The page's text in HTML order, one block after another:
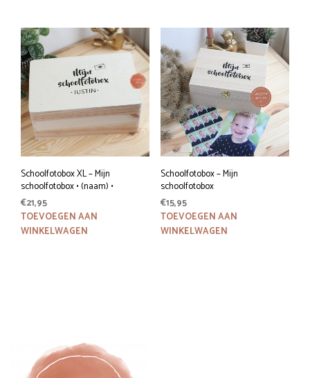
Schoolfotobox XL – Mijn
schoolfotobox • (naam) •
€21,95
TOEVOEGEN AAN
WINKELWAGEN
Schoolfotobox – Mijn
schoolfotobox
€15,95
TOEVOEGEN AAN
WINKELWAGEN